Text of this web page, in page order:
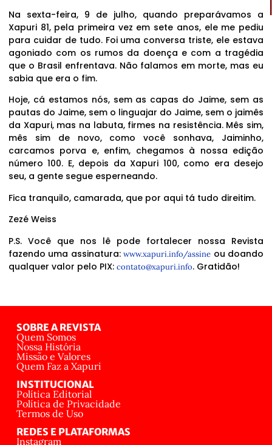
Na sexta-feira, 9 de julho, quando preparávamos a
Xapuri 81, pela primeira vez em sete anos, ele me pediu
para cuidar de tudo. Foi uma conversa triste, ele estava
agoniado com os rumos da doença e com a tragédia
que o Brasil enfrentava. Não falamos em morte, mas eu
sabia que era o fim.
Hoje, cá estamos nós, sem as capas do Jaime, sem as
pautas do Jaime, sem o linguajar do Jaime, sem o jaimês
da Xapuri, mas na labuta, firmes na resistência. Mês sim,
mês sim de novo, como você sonhava, Jaiminho,
carcamos porva e, enfim, chegamos à nossa edição
número 100. E, depois da Xapuri 100, como era desejo
seu, a gente segue esperneando.
Fica tranquilo, camarada, que por aqui tá tudo direitim.
Zezé Weiss
P.S. Você que nos lê pode fortalecer nossa Revista
fazendo uma assinatura:www.xapuri.info/assine ou doando
qualquer valor pelo PIX: contato@xapuri.info. Gratidão!
SOBRE A REVISTA
Quem Somos
Nossa História
Missão e Valores
Quem Faz a Xapuri
INSTITUCIONAL
Política Editorial
Política de Privacidade
Termos de Uso
REDES E PLATAFORMAS
Instagram